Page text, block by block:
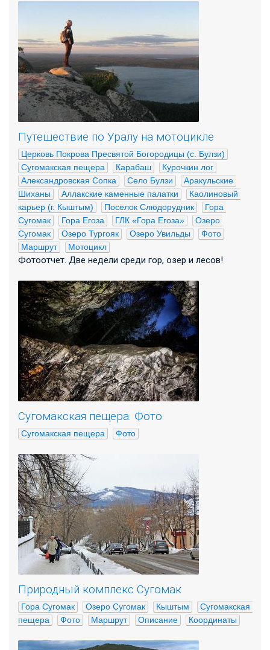
Путешествие по Уралу на мотоцикле
Церковь Покрова Пресвятой Богородицы (с. Булзи)
Сугомакская пещера
Карабаш
Курочкин лог
Александровская Сопка
Село Булзи
Аракульские
Шиханы
Аллакские каменные палатки
Каолиновый
карьер (г. Кыштым)
Поселок Слюдорудник
Гора
Сугомак
Гора Егоза ГЛК «Гора Егоза»
Озеро
Сугомак
Озеро Тургояк Озеро Увильды
Фото
Маршрут
Мотоцикл
Фотоотчет. Две недели среди гор, озер и лесов!
Сугомакская пещера. Фото
Сугомакская пещера Фото
Природный комплекс Сугомак
Гора Сугомак Озеро Сугомак Кыштым
Сугомакская
пещера
Фото Маршрут Описание Координаты